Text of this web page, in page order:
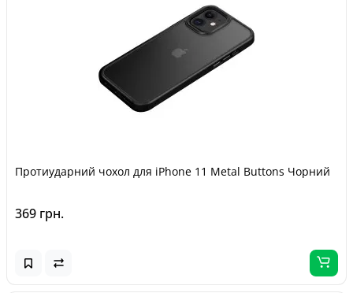
Протиударний чохол для iPhone 11 Metal Buttons Чорний
369 грн.